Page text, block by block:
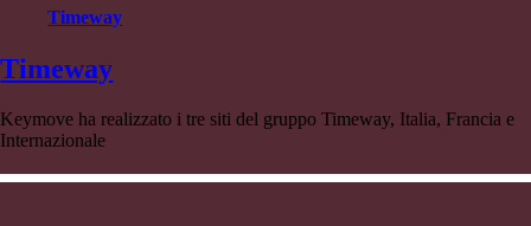
Timeway
Timeway
Keymove ha realizzato i tre siti del gruppo Timeway, Italia, Francia e
Internazionale